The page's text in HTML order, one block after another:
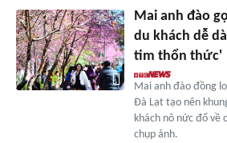
Mai anh đào
du khách dễ
tim thổn thức'
Mai anh đào đồng
Đà Lạt tạo nên
khách nô nức đổ về
chụp ảnh.